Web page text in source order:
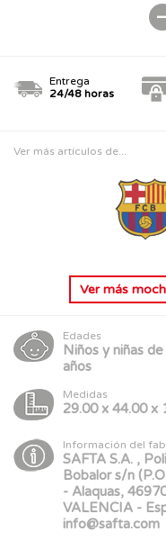
Entrega
24/48 horas
Ver más artículos de...
Ver más
Edades
Niños y niñas
años
Medidas
29.00 x 44.00 x
Información del
SAFTA S.A. ,
Bobalor s/n
- Alaquas,
VALENCIA -
info@safta.com